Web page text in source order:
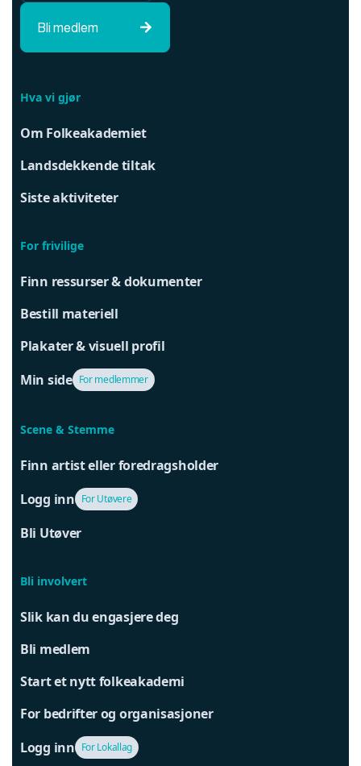
Bli medlem 
Hva vi gjør
Om Folkeakademiet
Landsdekkende tiltak
Siste aktiviteter
For frivilige
Finn ressurser & dokumenter
Bestill materiell
Plakater & visuell profil
Min side For medlemmer
Scene & Stemme
Finn artist eller foredragsholder
Logg inn For Utøvere
Bli Utøver
Bli involvert
Slik kan du engasjere deg
Bli medlem
Start et nytt folkeakademi
For bedrifter og organisasjoner
Logg inn For Lokallag